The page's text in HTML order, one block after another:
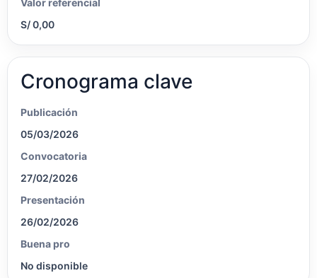
Valor referencial
S/ 0,00
Cronograma clave
Publicación
05/03/2026
Convocatoria
27/02/2026
Presentación
26/02/2026
Buena pro
No disponible